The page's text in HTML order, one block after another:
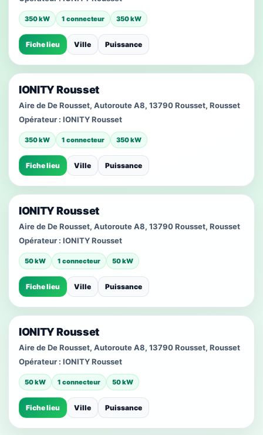
350 kW 1 connecteur 350 kW
Fiche lieu Ville Puissance
IONITY Rousset
Aire de De Rousset, Autoroute A8, 13790 Rousset, Rousset
Opérateur : IONITY Rousset
350 kW 1 connecteur 350 kW
Fiche lieu Ville Puissance
IONITY Rousset
Aire de De Rousset, Autoroute A8, 13790 Rousset, Rousset
Opérateur : IONITY Rousset
50 kW 1 connecteur 50 kW
Fiche lieu Ville Puissance
IONITY Rousset
Aire de De Rousset, Autoroute A8, 13790 Rousset, Rousset
Opérateur : IONITY Rousset
50 kW 1 connecteur 50 kW
Fiche lieu Ville Puissance